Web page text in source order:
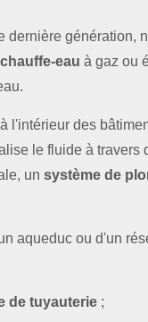
dernière génération,
chauffe-eau à gaz ou
l'intérieur des
le fluide à travers
un système de
aqueduc ou d'un
de tuyauterie ;